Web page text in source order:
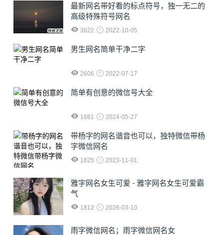
最新网名带好看的标点符号，独一无二的
高级特殊符号网名
3822 2022-10-05
男生网名简单干净二字
2606 2022-07-17
简单有创意的微信号大全
1881 2024-05-27
​带杨字的网名谐音也可以，独特微信带杨
字微信网名
1825 2023-11-01
雅字网名女生可爱 - 雅字网名女生可爱霸
气
1812 2026-03-10
雨字微信网名；雨字微信网名女